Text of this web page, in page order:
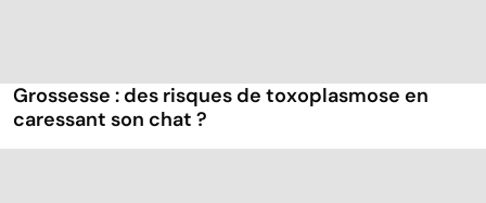
Grossesse : des risques de toxoplasmose en
caressant son chat ?